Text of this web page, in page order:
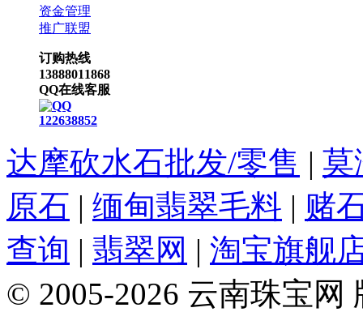
资金管理
推广联盟
订购热线
13888011868
QQ在线客服
122638852
达摩砍水石批发/零售 | 莫
原石 | 缅甸翡翠毛料 | 赌
查询 | 翡翠网 | 淘宝旗舰
© 2005-2026 云南珠宝网